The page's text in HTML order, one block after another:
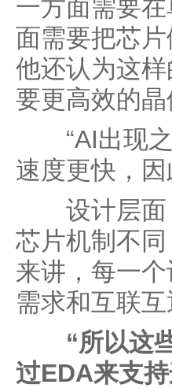
一方面需要
面需要把芯
他还认为这
要更高效的晶
“AI出现之
速度更快，
设计层面
芯片机制不
来讲，每一
需求和互联
“所以这
过EDA来支